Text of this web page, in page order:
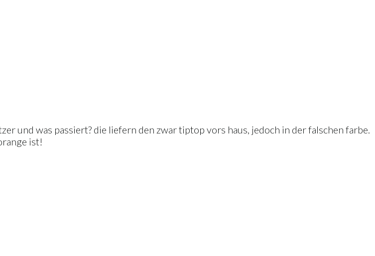
und was passiert? die liefern den zwar tiptop vors haus, jedoch in der falschen farbe.
ist!